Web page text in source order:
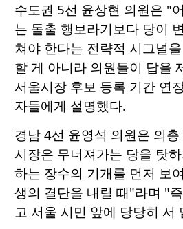
수도권 5선 윤상현 의원은 "
는 돌출 행보라기보다 당이
쳐야 한다는 전략적 시그널
할 게 아니라 의원들이 답을
서울시장 후보 등록 기간 연
자들에게 설명했다.
경남 4선 윤영석 의원은 의
시장은 무너져가는 당을 탓
하는 장수의 기개를 먼저 보
생의 결단을 내릴 때"라며 "
고 서울 시민 앞에 당당히 서